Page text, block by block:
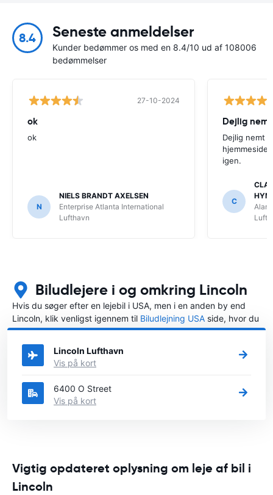
8.4 Seneste anmeldelser
Kunder bedømmer os med en 8.4/10 ud af 108006
bedømmelser
27-10-2024
ok
ok
N
NIELS BRANDT AXELSEN
Enterprise Atlanta International
Lufthavn
Dejlig
Dejlig nemt
igen.
C
Biludlejere i og omkring Lincoln
Hvis du søger efter en lejebil i USA, men i en anden by end
Lincoln, klik venligst igennem til Biludlejning USA side, hvor du
kan vælge, i hvilken by i USA du ønsker at leje en bil.
Lincoln Lufthavn
Vis på kort
6400 O Street
Vis på kort
Vigtig opdateret oplysning om leje af bil i
Lincoln